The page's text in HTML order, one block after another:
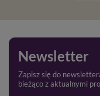
Newsletter
Zapisz się do
bieżąco z aktualnymi